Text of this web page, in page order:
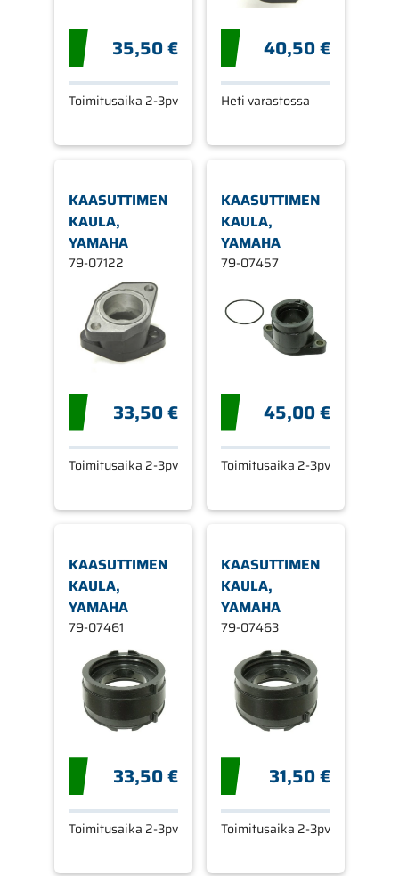
35,50 €
Toimitusaika 2-3pv
40,50 €
Heti varastossa
KAASUTTIMEN
KAULA,
YAMAHA
79-07122
33,50 €
Toimitusaika 2-3pv
KAASUTTIMEN
KAULA,
YAMAHA
79-07457
45,00 €
Toimitusaika 2-3pv
KAASUTTIMEN
KAULA,
YAMAHA
79-07461
33,50 €
Toimitusaika 2-3pv
KAASUTTIMEN
KAULA,
YAMAHA
79-07463
31,50 €
Toimitusaika 2-3pv